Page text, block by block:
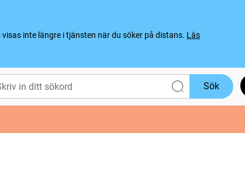
inte längre i tjänsten när du söker på distans. Läs
Sök